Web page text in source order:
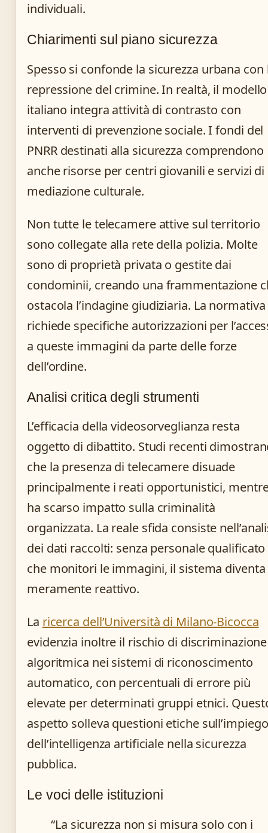
individuali.
Chiarimenti sul piano sicurezza
Spesso si confonde la sicurezza urbana con
repressione del crimine. In realtà, il modello
italiano integra attività di contrasto con
interventi di prevenzione sociale. I fondi del
PNRR destinati alla sicurezza comprendono
anche risorse per centri giovanili e servizi di
mediazione culturale.
Non tutte le telecamere attive sul territorio
sono collegate alla rete della polizia. Molte
sono di proprietà privata o gestite dai
condominii, creando una frammentazione
ostacola l’indagine giudiziaria. La normativa
richiede specifiche autorizzazioni per
a queste immagini da parte delle forze
dell’ordine.
Analisi critica degli strumenti
L’efficacia della videosorveglianza resta
oggetto di dibattito. Studi recenti
che la presenza di telecamere disuade
principalmente i reati opportunistici,
ha scarso impatto sulla criminalità
organizzata. La reale sfida consiste
dei dati raccolti: senza personale qualificato
che monitori le immagini, il sistema diventa
meramente reattivo.
La ricerca dell’Università di Milano-Bicocca
evidenzia inoltre il rischio di discriminazione
algoritmica nei sistemi di riconoscimento
automatico, con percentuali di errore più
elevate per determinati gruppi etnici.
aspetto solleva questioni etiche sull’impiego
dell’intelligenza artificiale nella sicurezza
pubblica.
Le voci delle istituzioni
“La sicurezza non si misura solo con i